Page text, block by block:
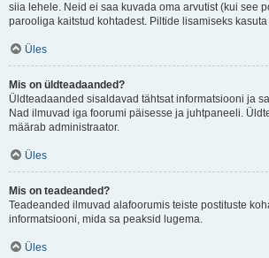
siia lehele. Neid ei saa kuvada oma arvutist (kui see
parooliga kaitstud kohtadest. Piltide lisamiseks
Üles
Mis on üldteadaanded?
Üldteadaanded sisaldavad tähtsat informatsiooni ja
Nad ilmuvad iga foorumi päisesse ja juhtpaneeli.
määrab administraator.
Üles
Mis on teadeanded?
Teadeanded ilmuvad alafoorumis teiste postituste
informatsiooni, mida sa peaksid lugema.
Üles